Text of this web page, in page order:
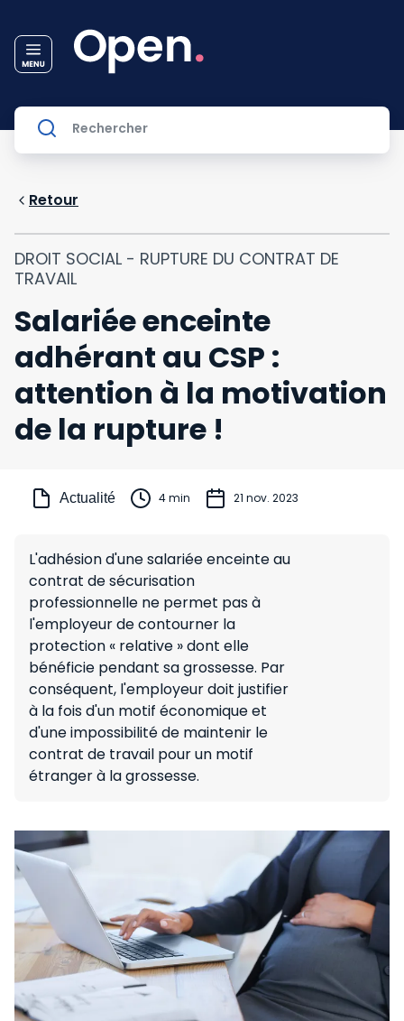
Retour
DROIT SOCIAL - RUPTURE DU CONTRAT DE
TRAVAIL
Salariée enceinte
adhérant au CSP :
attention à la motivation
de la rupture !
Actualité 4 min 21 nov. 2023
L'adhésion d'une salariée enceinte au
contrat de sécurisation
professionnelle ne permet pas à
l'employeur de contourner la
protection « relative » dont elle
bénéficie pendant sa grossesse. Par
conséquent, l'employeur doit justifier
à la fois d'un motif économique et
d'une impossibilité de maintenir le
contrat de travail pour un motif
étranger à la grossesse.